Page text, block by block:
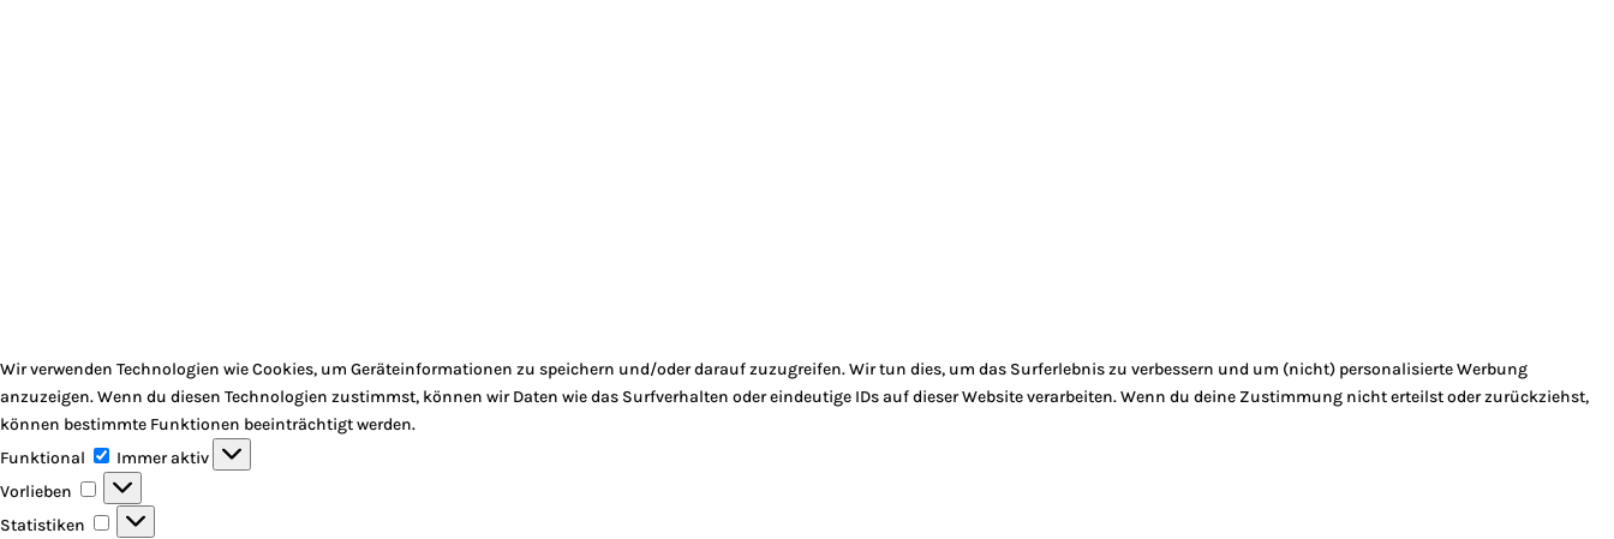
Wir verwenden Technologien wie Cookies, um Geräteinformationen zu speichern und/oder darauf zuzugreifen. Wir tun dies, um das Surferlebnis zu verbessern und um (nicht) personalisierte Werbung
anzuzeigen. Wenn du diesen Technologien zustimmst, können wir Daten wie das Surfverhalten oder eindeutige IDs auf dieser Website verarbeiten. Wenn du deine Zustimmung nicht erteilst oder zurückziehst,
können bestimmte Funktionen beeinträchtigt werden.
Funktional
Funktional
Immer aktiv
Vorlieben
Vorlieben
Statistiken
Statistiken